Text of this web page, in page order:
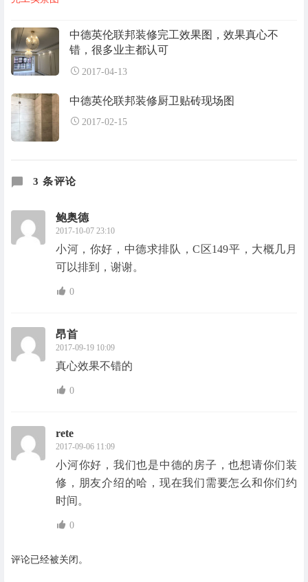
中德英伦联邦装修完工效果图，效果真心不
错，很多业主都认可
2017-04-13
中德英伦联邦装修厨卫贴砖现场图
2017-02-15
3 条评论
鲍奥德
2017-10-07 23:10
小河，你好，中德求排队，C区149平，大概几月
可以排到，谢谢。
0
昂首
2017-09-19 10:09
真心效果不错的
0
rete
2017-09-06 11:09
小河你好，我们也是中德的房子，也想请你们装
修，朋友介绍的哈，现在我们需要怎么和你们约
时间。
0
评论已经被关闭。